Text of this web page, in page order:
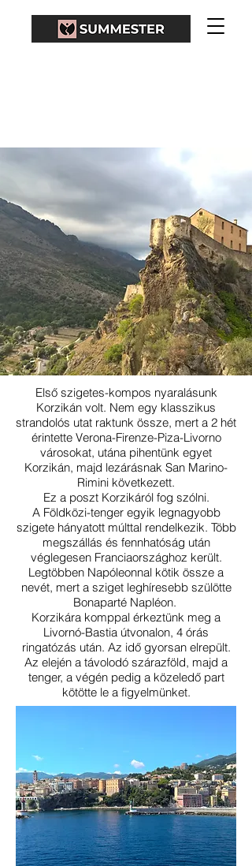
Első szigetes-kompos nyaralásunk
Korzikán volt. Nem egy klasszikus
strandolós utat raktunk össze, mert a 2 hét
érintette Verona-Firenze-Piza-Livorno
városokat, utána pihentünk egyet
Korzikán, majd lezárásnak San Marino-
Rimini következett.
Ez a poszt Korzikáról fog szólni.
A Földközi-tenger egyik legnagyobb
szigete hányatott múlttal rendelkezik. Több
megszállás és fennhatóság után
véglegesen Franciaországhoz került.
Legtöbben Napóleonnal kötik össze a
nevét, mert a sziget leghíresebb szülötte
Bonaparté Napléon.
Korzikára komppal érkeztünk meg a
Livornó-Bastia útvonalon, 4 órás
ringatózás után. Az idő gyorsan elrepült.
Az elején a távolodó szárazföld, majd a
tenger, a végén pedig a közeledő part
kötötte le a figyelmünket.